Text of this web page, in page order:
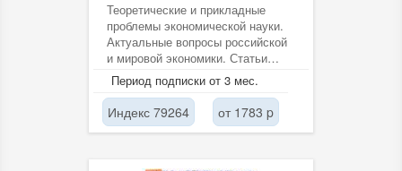
Теоретические и прикладные
проблемы экономической науки.
Актуальные вопросы российской
и мировой экономики. Статьи
ведущих российских
экономистов....
Период подписки от 3 мес.
Индекс 79264 от 1783 p